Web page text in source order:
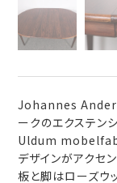
Johannes
ークのエクステン
Uldum
デザインがアクセ
板と脚はローズウ